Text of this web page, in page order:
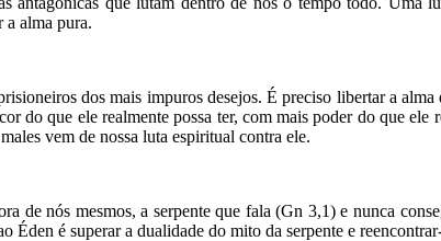
a alma pura.
dos mais impuros desejos. É preciso libertar a
do que ele realmente possa ter, com mais poder do que
vem de nossa luta espiritual contra ele.
de nós mesmos, a serpente que fala (Gn 3,1) e nunca
Éden é superar a dualidade do mito da serpente e